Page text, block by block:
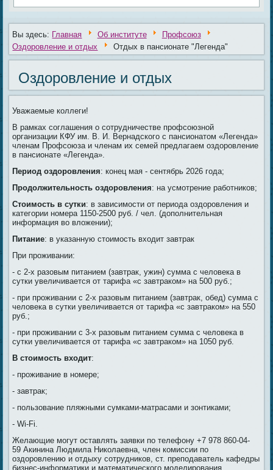
Вы здесь: Главная Об институте
Профсоюз
Оздоровление и отдых
Отдых в пансионате "Легенда"
Оздоровление и отдых
Уважаемые коллеги!
В рамках соглашения о сотрудничестве профсоюзной
организации КФУ им. В. И. Вернадского с пансионатом «Легенда»
членам Профсоюза и членам их семей предлагаем оздоровление
в пансионате «Легенда».
Период оздоровления: конец мая - сентябрь 2026 года;
Продолжительность оздоровления: на усмотрение работников;
Стоимость в сутки: в зависимости от периода оздоровления и
категории номера 1150-2500 руб. / чел. (дополнительная
информация во вложении);
Питание: в указанную стоимость входит завтрак
При проживании:
- с 2-х разовым питанием (завтрак, ужин) сумма с человека в
сутки увеличивается от тарифа «с завтраком» на 500 руб.;
- при проживании с 2-х разовым питанием (завтрак, обед) сумма с
человека в сутки увеличивается от тарифа «с завтраком» на 550
руб.;
- при проживании с 3-х разовым питанием сумма с человека в
сутки увеличивается от тарифа «с завтраком» на 1050 руб.
В стоимость входит:
- проживание в номере;
- завтрак;
- пользование пляжными сумками-матрасами и зонтиками;
- Wi-Fi.
Желающие могут оставлять заявки по телефону +7 978 860-04-
59 Акинина Людмила Николаевна, член комиссии по
оздоровлению и отдыху сотрудников, ст. преподаватель кафедры
бизнес-информатики и математического моделирования.